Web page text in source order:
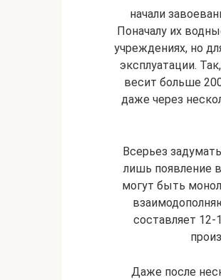
начали
Поначалу их
учреждениях, но
эксплуатации.
весит больше
даже через
Всерьез
лишь появление
могут быть
составляет
Даже после